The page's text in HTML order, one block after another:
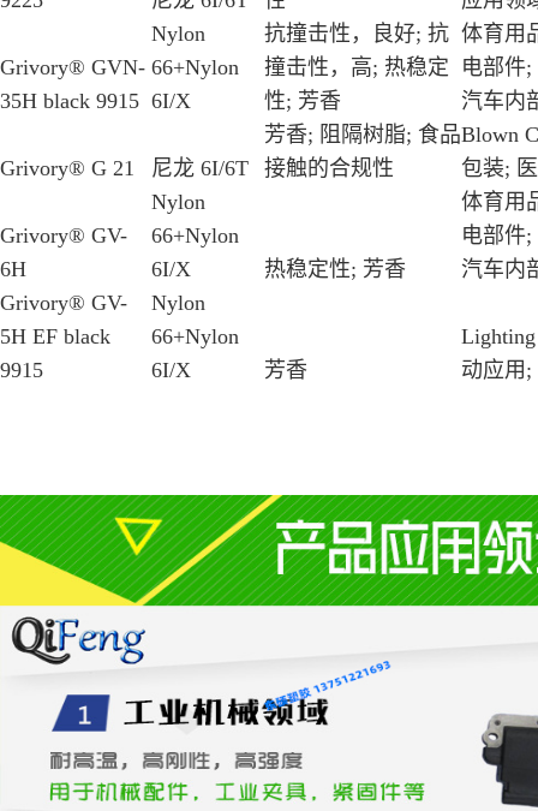
Grivory® GVN-
35H black 9915
Nylon
66+Nylon
6I/X
抗撞击性，良好; 抗
撞击性，高; 热稳定
性; 芳香
体育用
电部件
汽车内
Grivory® G 21 尼龙 6I/6T
芳香; 阻隔树脂; 食品
接触的合规性
Blown
包装;
Grivory® GV-
6H
Nylon
66+Nylon
6I/X
热稳定性; 芳香
体育用
电部件
汽车内
Grivory® GV-
5H EF black
9915
Nylon
66+Nylon
6I/X
芳香
动应用